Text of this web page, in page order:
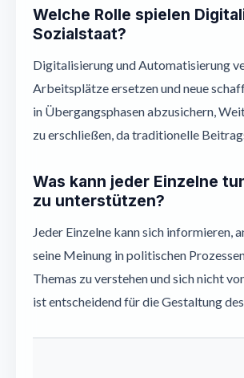
Welche Rolle spielen
Sozialstaat?
Digitalisierung und Automatisierung
Arbeitsplätze ersetzen und neue
in Übergangsphasen abzusichern,
zu erschließen, da traditionelle
Was kann jeder Einzelne
zu unterstützen?
Jeder Einzelne kann sich informieren,
seine Meinung in politischen
Themas zu verstehen und sich nicht
ist entscheidend für die Gestaltung